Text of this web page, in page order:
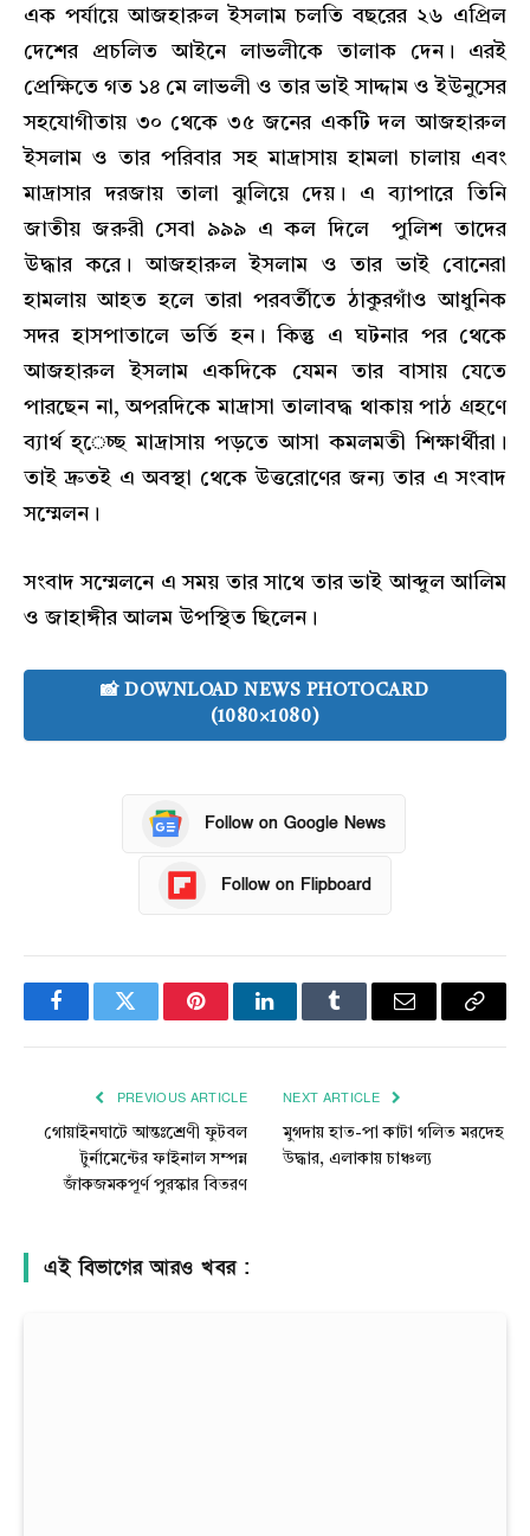
এক পর্যায়ে আজহারুল ইসলাম চলতি বছরের ২৬ এপ্রিল
দেশের প্রচলিত আইনে লাভলীকে তালাক দেন। এরই
প্রেক্ষিতে গত ১৪ মে লাভলী ও তার ভাই সাদ্দাম ও ইউনুসের
সহযোগীতায় ৩০ থেকে ৩৫ জনের একটি দল আজহারুল
ইসলাম ও তার পরিবার সহ মাদ্রাসায় হামলা চালায় এবং
মাদ্রাসার দরজায় তালা ঝুলিয়ে দেয়। এ ব্যাপারে তিনি
জাতীয় জরুরী সেবা ৯৯৯ এ কল দিলে পুলিশ তাদের
উদ্ধার করে। আজহারুল ইসলাম ও তার ভাই বোনেরা
হামলায় আহত হলে তারা পরবর্তীতে ঠাকুরগাঁও আধুনিক
সদর হাসপাতালে ভর্তি হন। কিন্তু এ ঘটনার পর থেকে
আজহারুল ইসলাম একদিকে যেমন তার বাসায় যেতে
পারছেন না, অপরদিকে মাদ্রাসা তালাবদ্ধ থাকায় পাঠ গ্রহণে
ব্যার্থ হ্েচ্ছ মাদ্রাসায় পড়তে আসা কমলমতী শিক্ষার্থীরা।
তাই দ্রুতই এ অবস্থা থেকে উত্তরোণের জন্য তার এ সংবাদ
সম্মেলন।
সংবাদ সম্মেলনে এ সময় তার সাথে তার ভাই আব্দুল আলিম
ও জাহাঙ্গীর আলম উপস্থিত ছিলেন।
📸 DOWNLOAD NEWS PHOTOCARD
(1080×1080)
Follow on Google News
Follow on Flipboard
FacebookTwitter PinterestLinkedInTumblr Email
Copy
PREVIOUS ARTICLE
গোয়াইনঘাটে আন্তঃশ্রেণী ফুটবল
টুর্নামেন্টের ফাইনাল সম্পন্ন
জাঁকজমকপূর্ণ পুরস্কার বিতরণ
NEXT ARTICLE
মুগদায় হাত-পা কাটা গলিত মরদেহ
উদ্ধার, এলাকায় চাঞ্চল্য
এই বিভাগের আরও খবর :